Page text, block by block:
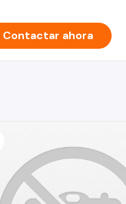
Contactar ahora